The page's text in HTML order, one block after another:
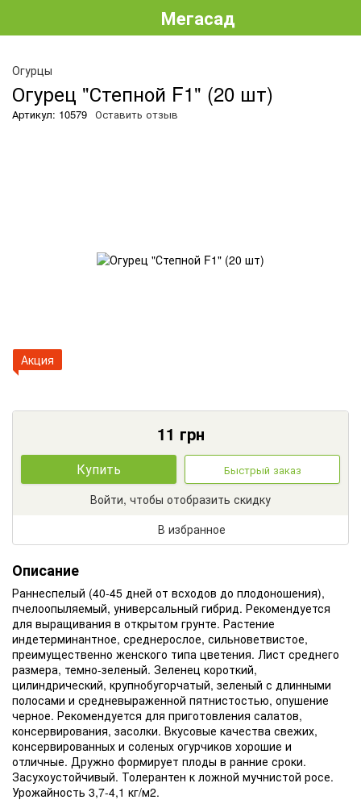
Мегасад
Огурцы
Огурец "Степной F1" (20 шт)
Артикул: 10579 Оставить отзыв
Акция
11 грн
Купить Быстрый заказ
Войти, чтобы отобразить скидку
В избранное
Описание
Раннеспелый (40-45 дней от всходов до плодоношения),
пчелоопыляемый, универсальный гибрид. Рекомендуется
для выращивания в открытом грунте. Растение
индетерминантное, среднерослое, сильноветвистое,
преимущественно женского типа цветения. Лист среднего
размера, темно-зеленый. Зеленец короткий,
цилиндрический, крупнобугорчатый, зеленый с длинными
полосами и средневыраженной пятнистостью, опушение
черное. Рекомендуется для приготовления салатов,
консервирования, засолки. Вкусовые качества свежих,
консервированных и соленых огурчиков хорошие и
отличные. Дружно формирует плоды в ранние сроки.
Засухоустойчивый. Толерантен к ложной мучнистой росе.
Урожайность 3,7-4,1 кг/м2.